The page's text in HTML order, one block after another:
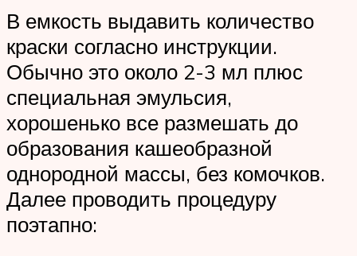
В емкость выдавить количество
краски согласно инструкции.
Обычно это около 2-3 мл плюс
специальная эмульсия,
хорошенько все размешать до
образования кашеобразной
однородной массы, без комочков.
Далее проводить процедуру
поэтапно: